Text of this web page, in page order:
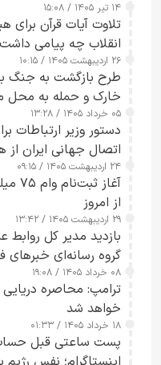
۱۴ تیر ۱۴۰۵ / ۱۵:۰۸
تلاوت آیات قرآن
انقلاب چه پیامی
۲۶ اردیبهشت ۱۴۰۵ / ۱۰:۱۵
طرح‌ بازگشت به جنگ
خارک و حمله به
۰۵ خرداد ۱۴۰۵ / ۱۳:۲۸
دستور وزیر ارتباطات
اتصال جهانی ایران
کامل مردم تا ۲۴ ساعت آینده
۲۴ اردیبهشت ۱۴۰۵ / ۰۹:۱۵
از امروز
۲۹ اردیبهشت ۱۴۰۵ / ۱۳:۴۲
بازدید مدیر کل
گروه رسانه‌ای خبرهای
رسانه‌های هوشمند و
۰۸ خرداد ۱۴۰۵ / ۱۹:۰۸
ترامپ: محاصره دریایی
خواهد شد
۱۸ خرداد ۱۴۰۵ / ۰۱:۳۳
پست ساعتی قبل حساب